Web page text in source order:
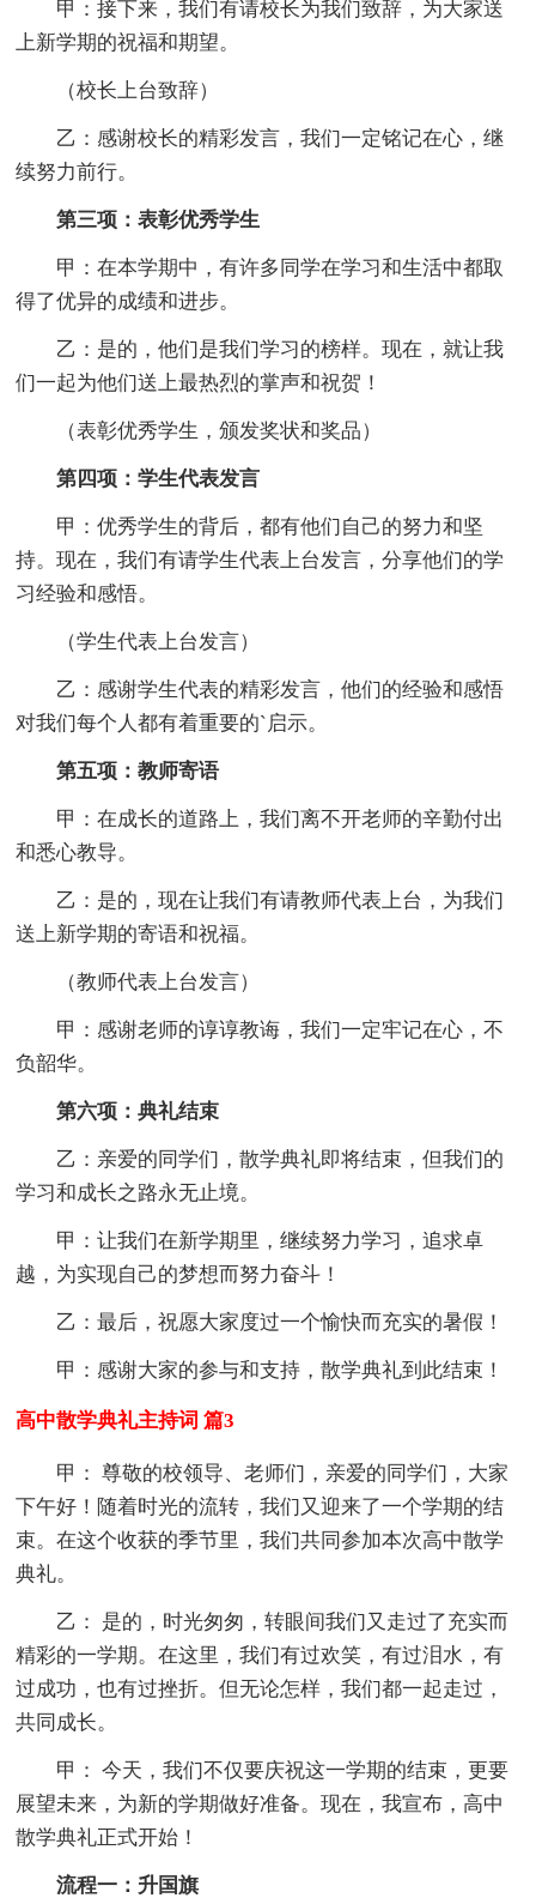
甲：接下来，我们有请校长为我们致辞，为大家送
上新学期的祝福和期望。
（校长上台致辞）
乙：感谢校长的精彩发言，我们一定铭记在心，继
续努力前行。
第三项：表彰优秀学生
甲：在本学期中，有许多同学在学习和生活中都取
得了优异的成绩和进步。
乙：是的，他们是我们学习的榜样。现在，就让我
们一起为他们送上最热烈的掌声和祝贺！
（表彰优秀学生，颁发奖状和奖品）
第四项：学生代表发言
甲：优秀学生的背后，都有他们自己的努力和坚
持。现在，我们有请学生代表上台发言，分享他们的学
习经验和感悟。
（学生代表上台发言）
乙：感谢学生代表的精彩发言，他们的经验和感悟
对我们每个人都有着重要的`启示。
第五项：教师寄语
甲：在成长的道路上，我们离不开老师的辛勤付出
和悉心教导。
乙：是的，现在让我们有请教师代表上台，为我们
送上新学期的寄语和祝福。
（教师代表上台发言）
甲：感谢老师的谆谆教诲，我们一定牢记在心，不
负韶华。
第六项：典礼结束
乙：亲爱的同学们，散学典礼即将结束，但我们的
学习和成长之路永无止境。
甲：让我们在新学期里，继续努力学习，追求卓
越，为实现自己的梦想而努力奋斗！
乙：最后，祝愿大家度过一个愉快而充实的暑假！
甲：感谢大家的参与和支持，散学典礼到此结束！
高中散学典礼主持词 篇3
甲： 尊敬的校领导、老师们，亲爱的同学们，大家
下午好！随着时光的流转，我们又迎来了一个学期的结
束。在这个收获的季节里，我们共同参加本次高中散学
典礼。
乙： 是的，时光匆匆，转眼间我们又走过了充实而
精彩的一学期。在这里，我们有过欢笑，有过泪水，有
过成功，也有过挫折。但无论怎样，我们都一起走过，
共同成长。
甲： 今天，我们不仅要庆祝这一学期的结束，更要
展望未来，为新的学期做好准备。现在，我宣布，高中
散学典礼正式开始！
流程一：升国旗